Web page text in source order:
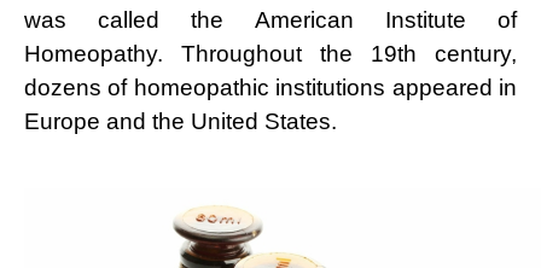
was called the American Institute of
Homeopathy. Throughout the 19th century,
dozens of homeopathic institutions appeared in
Europe and the United States.